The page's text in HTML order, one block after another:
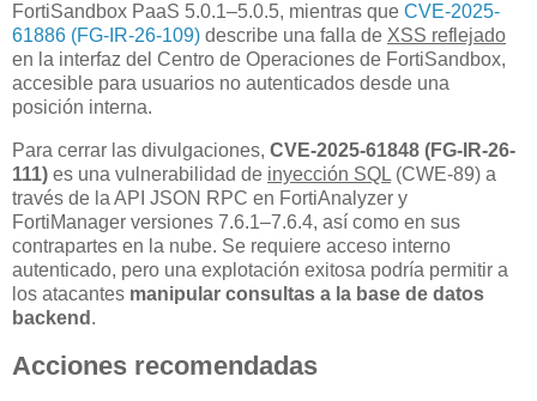
FortiSandbox PaaS 5.0.1–5.0.5, mientras que CVE-2025-
61886 (FG-IR-26-109) describe una falla de XSS reflejado
en la interfaz del Centro de Operaciones de FortiSandbox,
accesible para usuarios no autenticados desde una
posición interna.
Para cerrar las divulgaciones, CVE-2025-61848 (FG-IR-26-
111) es una vulnerabilidad de inyección SQL (CWE-89) a
través de la API JSON RPC en FortiAnalyzer y
FortiManager versiones 7.6.1–7.6.4, así como en sus
contrapartes en la nube. Se requiere acceso interno
autenticado, pero una explotación exitosa podría permitir a
los atacantes manipular consultas a la base de datos
backend .
Acciones recomendadas